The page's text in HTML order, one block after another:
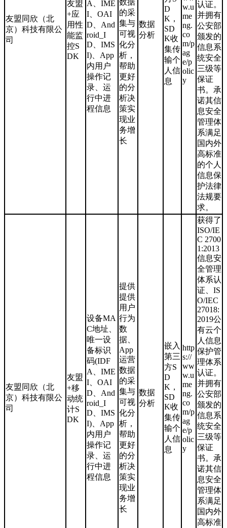
友盟同欣（北
京）科技有限公
司
友盟
+应
用性
能监
控S
DK
A、IME
I、OAI
D、And
roid_I
D、IMS
I)、App
内用户
操作记
录、运
行中进
程信息
数据
的采
集与
可视
化分
析，
帮助
更好
的分
析决
策实
现业
务增
长
数据
分析
D
K，
SD
K收
集传
输个
人信
息
w.u
me
ng.
co
m/p
ag
e/p
olic
y
认证。
并拥有
公安部
颁发的
信息系
统安全
三级等
保证
书。承
诺其信
息安全
管理体
系满足
国内外
高标准
的个人
信息保
护法律
法规要
求。
友盟同欣（北
京）科技有限公
司
友盟
+移
动统
计S
DK
设备MA
C地址、
唯一设
备标识
码(IDF
A、IME
I、OAI
D、And
roid_I
D、IMS
I)、App
内用户
操作记
录、运
行中进
程信息
提供
提供
用户
行为
数
据、
App
运营
数据
的采
集与
可视
化分
析，
帮助
更好
的分
析决
策实
现业
务增
长
数据
分析
嵌入
第三
方S
D
K，
SD
K收
集传
输个
人信
息
http
s://
ww
w.u
me
ng.
co
m/p
ag
e/p
olic
y
获得了
ISO/IE
C 2700
1:2013
信息安
全管理
体系认
证、IS
O/IEC
27018:
2019公
有云个
人信息
保护管
理体系
认证。
并拥有
公安部
颁发的
信息系
统安全
三级等
保证
书。承
诺其信
息安全
管理体
系满足
国内外
高标准